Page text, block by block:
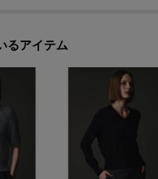
るアイテム